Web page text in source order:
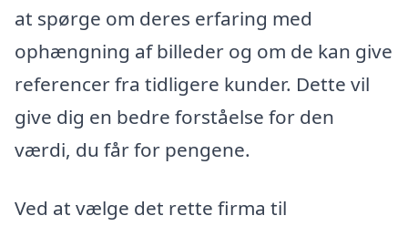
at spørge om deres erfaring med
ophængning af billeder og om de kan give
referencer fra tidligere kunder. Dette vil
give dig en bedre forståelse for den
værdi, du får for pengene.
Ved at vælge det rette firma til